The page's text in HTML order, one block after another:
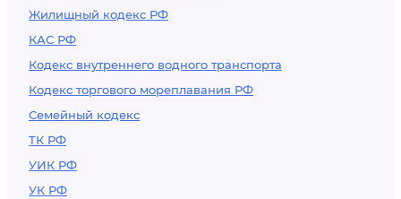
Жилищный кодекс РФ
КАС РФ
Кодекс внутреннего водного транспорта
Кодекс торгового мореплавания РФ
Семейный кодекс
ТК РФ
УИК РФ
УК РФ